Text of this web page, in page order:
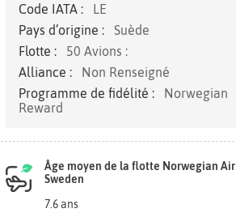
Code IATA :
LE
Pays d’origine :
Suède
Flotte :
50 Avions :
Alliance :
Non Renseigné
Programme de fidélité :
Norwegian
Reward
Âge moyen de la flotte Norwegian Air
Sweden
7.6 ans